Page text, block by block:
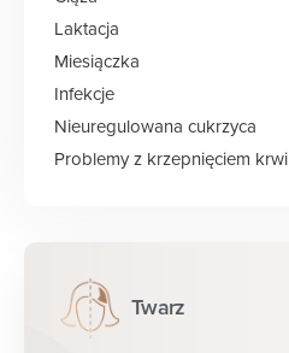
Laktacja
Miesiączka
Infekcje
Nieuregulowana cukrzyca
Problemy z krzepnięciem krwi
Twarz